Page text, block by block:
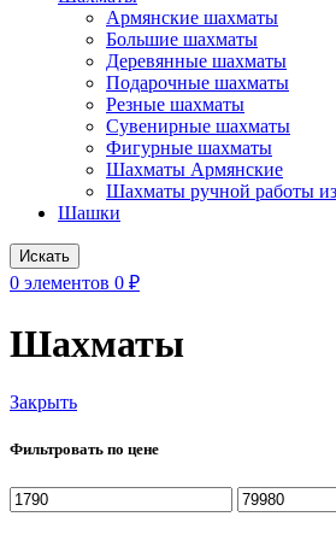
Армянские шахматы
Большие шахматы
Деревянные шахматы
Подарочные шахматы
Резные шахматы
Сувенирные шахматы
Фигурные шахматы
Шахматы Армянские
Шахматы ручной работы из
Шашки
Искать
0 элементов 0 ₽
Шахматы
Закрыть
Фильтровать по цене
Минимальная
цена
цена